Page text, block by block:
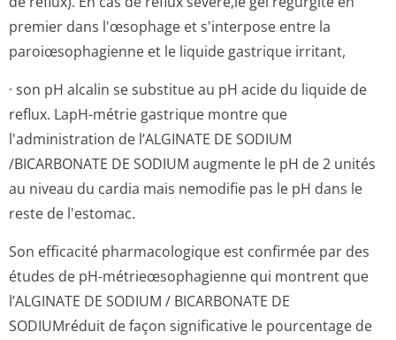
premier dans l'œsophage et s'interpose entre la
paroiœsophagienne et le liquide gastrique irritant,
· son pH alcalin se substitue au pH acide du liquide de
reflux. LapH-métrie gastrique montre que
l'administration de l’ALGINATE DE SODIUM
/BICARBONATE DE SODIUM augmente le pH de 2 unités
au niveau du cardia mais nemodifie pas le pH dans le
reste de l'estomac.
Son efficacité pharmacologique est confirmée par des
études de pH-métrieœsophagienne qui montrent que
l’ALGINATE DE SODIUM / BICARBONATE DE
SODIUMréduit de façon significative le pourcentage de